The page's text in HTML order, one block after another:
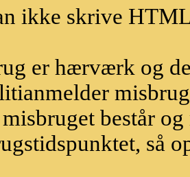
ikke skrive
er hærværk og
består
så